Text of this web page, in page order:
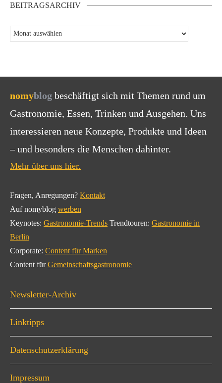
BEITRAGSARCHIV
nomyblog beschäftigt sich mit Themen rund um
Gastronomie, Essen, Trinken und Ausgehen. Uns
interessieren neue Konzepte, Produkte und Ideen
– und besonders die Menschen dahinter.
Mehr über uns hier.
Fragen, Anregungen? Kontakt
Auf nomyblog werben
Keynotes: Gastronomie-Trends Trendtouren: Gastronomie in
Berlin
Corporate: Content für Marken
Content fürGemeinschaftsgastronomie
Newsletter-Archiv
Linktipps
Datenschutzerklärung
Impressum